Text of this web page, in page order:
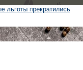
льготы прекратились